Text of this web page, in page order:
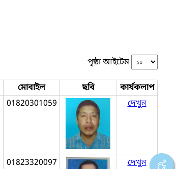
পৃষ্ঠা আইটেম
মোবাইল ছবি
কার্যকলাপ
01820301059 দেখুন
01823320097 দেখুন